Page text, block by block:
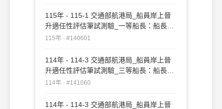
115年 - 115-1 交通部航港局_船員岸上晉
升適任性評估筆試測驗_一等船長：船長實
務#140601
115年 · #140601
114年 - 114-3 交通部航港局_船員岸上晉
升適任性評估筆試測驗_三等船長：船長實
務#141060
114年 · #141060
114年 - 114-3 交通部航港局_船員岸上晉